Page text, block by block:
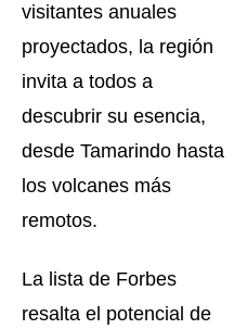
visitantes anuales
proyectados, la región
invita a todos a
descubrir su esencia,
desde Tamarindo hasta
los volcanes más
remotos.
La lista de Forbes
resalta el potencial de